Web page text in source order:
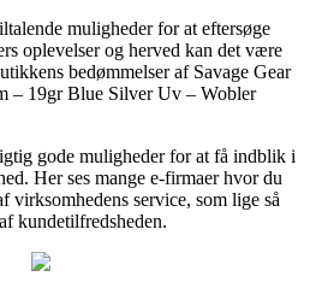
muligheder for at eftersøge
oplevelser og herved kan det være
bedømmelser af Savage Gear
– 19gr Blue Silver Uv – Wobler
gode muligheder for at få indblik i
Her ses mange e-firmaer hvor du
virksomhedens service, som lige så
kundetilfredsheden.